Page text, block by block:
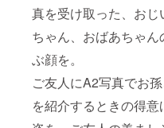
真を受け取った、おじ
ちゃん、おばあちゃん
ぶ顔を。
ご友人にA2写真でお
を紹介するときの得意